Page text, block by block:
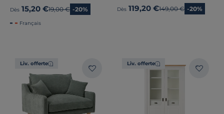
Dès 15,20 €Ancien prix
19,00 € -20%
Français
Dès 119,20 €Ancien prix
149,00 € -20%
Liv. offerte Liv. offerte